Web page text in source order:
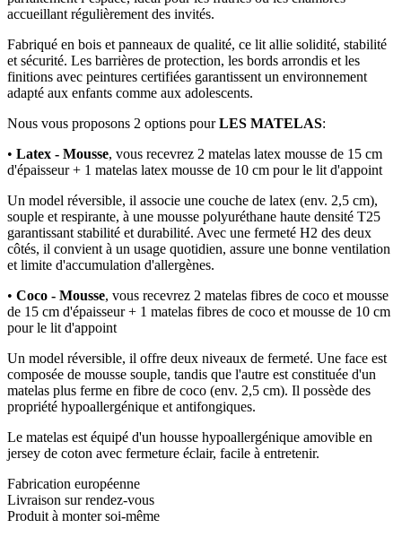
accueillant régulièrement des invités.
Fabriqué en bois et panneaux de qualité, ce lit allie solidité, stabilité
et sécurité. Les barrières de protection, les bords arrondis et les
finitions avec peintures certifiées garantissent un environnement
adapté aux enfants comme aux adolescents.
Nous vous proposons 2 options pourLES MATELAS:
• Latex - Mousse, vous recevrez 2 matelas latex mousse de 15 cm
d'épaisseur + 1 matelas latex mousse de 10 cm pour le lit d'appoint
Un model réversible, il associe une couche de latex (env. 2,5 cm),
souple et respirante, à une mousse polyuréthane haute densité T25
garantissant stabilité et durabilité. Avec une fermeté H2 des deux
côtés, il convient à un usage quotidien, assure une bonne ventilation
et limite d'accumulation d'allergènes.
• Coco - Mousse, vous recevrez 2 matelas fibres de coco et mousse
de 15 cm d'épaisseur + 1 matelas fibres de coco et mousse de 10 cm
pour le lit d'appoint
Un model réversible, il offre deux niveaux de fermeté. Une face est
composée de mousse souple, tandis que l'autre est constituée d'un
matelas plus ferme en fibre de coco (env. 2,5 cm). Il possède des
propriété hypoallergénique et antifongiques.
Le matelas est équipé d'un housse hypoallergénique amovible en
jersey de coton avec fermeture éclair, facile à entretenir.
Fabrication européenne
Livraison sur rendez-vous
Produit à monter soi-même